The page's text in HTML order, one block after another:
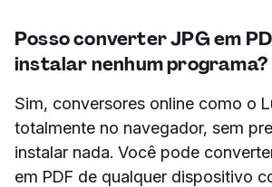
Posso converter JPG em
instalar nenhum programa?
Sim, conversores online como o
totalmente no navegador, sem
instalar nada. Você pode
em PDF de qualquer dispositivo